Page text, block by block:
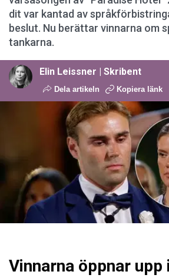
dit var kantad av
beslut. Nu berättar vinnarna om
tankarna.
Elin Leissner | Skribent
Dela artikeln Kopiera länk
Vinnarna öppnar